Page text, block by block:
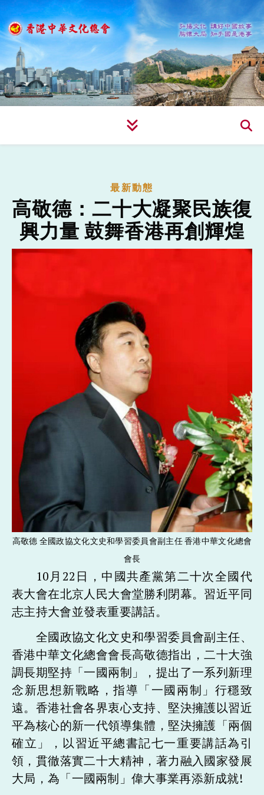
最新動態
高敬德：二十大凝聚民族復
興力量 鼓舞香港再創輝煌
高敬德 全國政協文化文史和學習委員會副主任 香港中華文化總會
會長
10月22日，中國共產黨第二十次全國代
表大會在北京人民大會堂勝利閉幕。習近平同
志主持大會並發表重要講話。
全國政協文化文史和學習委員會副主任、
香港中華文化總會會長高敬德指出，二十大強
調長期堅持「一國兩制」，提出了一系列新理
念新思想新戰略，指導「一國兩制」行穩致
遠。香港社會各界衷心支持、堅決擁護以習近
平為核心的新一代領導集體，堅決擁護「兩個
確立」，以習近平總書記七一重要講話為引
領，貫徹落實二十大精神，著力融入國家發展
大局，為「一國兩制」偉大事業再添新成就!